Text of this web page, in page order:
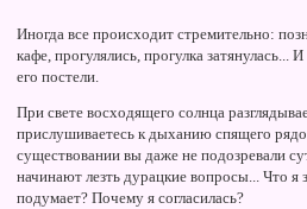
Иногда все происходит стремительно:
кафе, прогулялись, прогулка затянулась...
его постели.
При свете восходящего солнца
прислушиваетесь к дыханию спящего
существовании вы даже не подозревали
начинают лезть дурацкие вопросы... Что я
подумает? Почему я согласилась?